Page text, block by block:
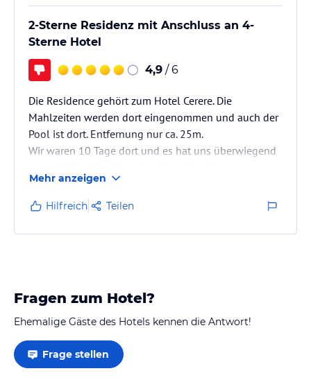
2-Sterne Residenz mit Anschluss an 4-
Sterne Hotel
4,9 / 6
Die Residence gehört zum Hotel Cerere. Die
Mahlzeiten werden dort eingenommen und auch der
Pool ist dort. Entfernung nur ca. 25m.
Wir waren 10 Tage dort und es hat uns überwiegend
glasklares Wasser, sanft abfallender feiner Sand, viel
Platz im hoteleigenen Strandbad und
Liege/Sonnenschirm inklusive. Sogar einen
Shuttleservice gibt es für die nur 300m Fußweg. Auch
Mehr anzeigen
Hilfreich Teilen
Fragen zum Hotel?
Ehemalige Gäste des Hotels kennen die Antwort!
Frage stellen